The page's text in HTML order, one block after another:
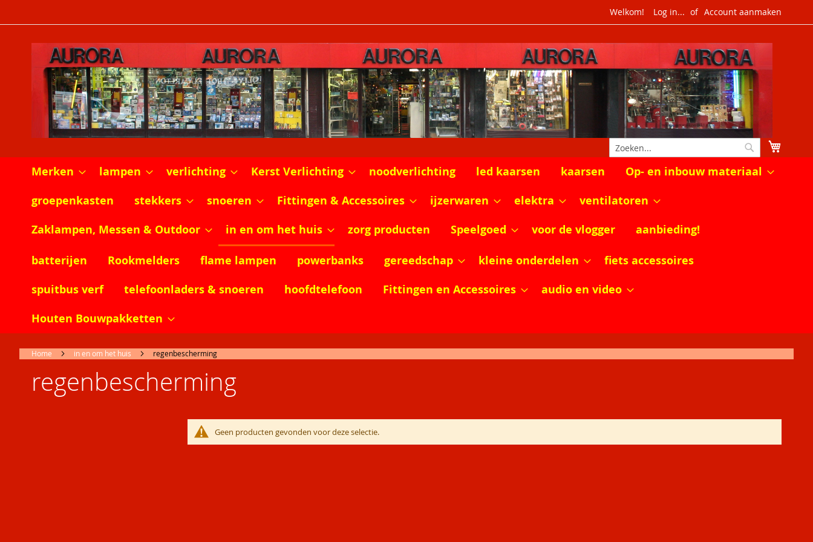
naar
inhoud
Welkom! Log in... Account aanmaken
Zoek
Merken lampen verlichting Kerst Verlichting noodverlichting led kaarsen kaarsen
Op- en inbouw materiaal
groepenkasten
stekkers snoeren Fittingen & Accessoires ijzerwaren elektra
ventilatoren
Zaklampen, Messen & Outdoor
in en om het huis zorg producten Speelgoed voor de vlogger aanbieding!
batterijen Rookmelders flame lampen powerbanks gereedschap kleine onderdelen
fiets accessoires
spuitbus verf
telefoonladers & snoeren hoofdtelefoon Fittingen en Accessoires
audio en video
Houten Bouwpakketten
Home in en om het huis regenbescherming
regenbescherming
Geen producten gevonden voor deze selectie.